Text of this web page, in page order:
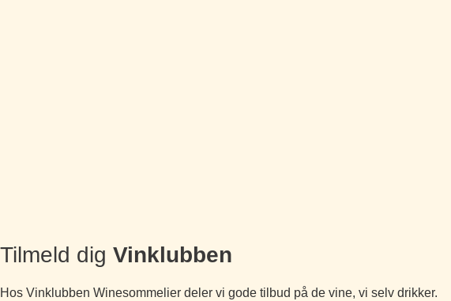
Tilmeld dig Vinklubben
Hos Vinklubben Winesommelier deler vi gode tilbud på de vine, vi selv drikker.